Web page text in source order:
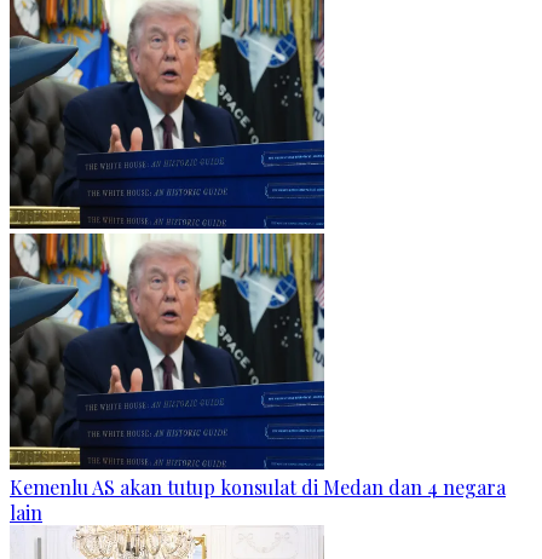
Kemenlu AS akan tutup konsulat di Medan dan 4 negara
lain